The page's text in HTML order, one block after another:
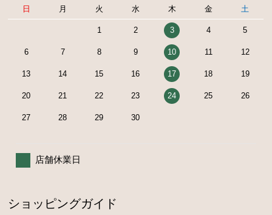
日 月 火 水 木 金 土
1 2 3 4 5
6 7 8 9 10 11 12
13 14 15 16 17 18 19
20 21 22 23 24 25 26
27 28 29 30
店舗休業日
ショッピングガイド